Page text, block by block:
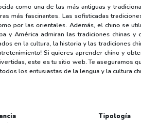
como una de las más antiguas y
más fascinantes. Las sofisticadas
por las orientales. Además, el chino se
y América admiran las tradiciones chinas
en la cultura, la historia y las tradiciones
Si quieres aprender chino y
este es tu sitio web. Te aseguramos
los entusiastas de la lengua y la cultura
Tipología